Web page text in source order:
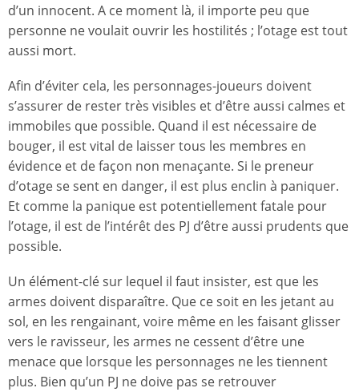
d’un innocent. A ce moment là, il importe peu que
personne ne voulait ouvrir les hostilités ; l’otage est tout
aussi mort.
Afin d’éviter cela, les personnages-joueurs doivent
s’assurer de rester très visibles et d’être aussi calmes et
immobiles que possible. Quand il est nécessaire de
bouger, il est vital de laisser tous les membres en
évidence et de façon non menaçante. Si le preneur
d’otage se sent en danger, il est plus enclin à paniquer.
Et comme la panique est potentiellement fatale pour
l’otage, il est de l’intérêt des PJ d’être aussi prudents que
possible.
Un élément-clé sur lequel il faut insister, est que les
armes doivent disparaître. Que ce soit en les jetant au
sol, en les rengainant, voire même en les faisant glisser
vers le ravisseur, les armes ne cessent d’être une
menace que lorsque les personnages ne les tiennent
plus. Bien qu’un PJ ne doive pas se retrouver